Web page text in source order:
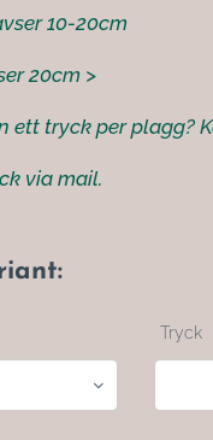
10-20cm
20cm >
ett tryck per plagg?
via mail.
Tryck